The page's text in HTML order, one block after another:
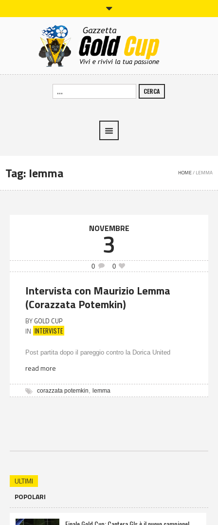
CERCA
Tag: lemma HOME/ LEMMA
NOVEMBRE
3
0 0
Intervista con Maurizio Lemma
(Corazzata Potemkin)
BY GOLD CUP
IN INTERVISTE
Post partita dopo il pareggio contro la Dorica United
read more
corazzata potemkin, lemma
ULTIMI
POPOLARI